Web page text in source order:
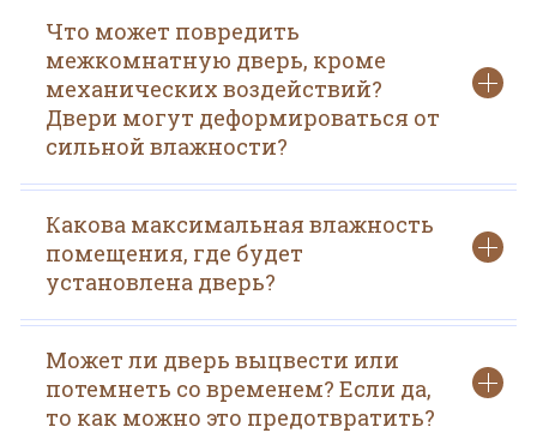
Что может повредить
межкомнатную дверь, кроме
механических воздействий?
Двери могут деформироваться от
сильной влажности?
Какова максимальная влажность
помещения, где будет
установлена дверь?
Может ли дверь выцвести или
потемнеть со временем? Если да,
то как можно это предотвратить?